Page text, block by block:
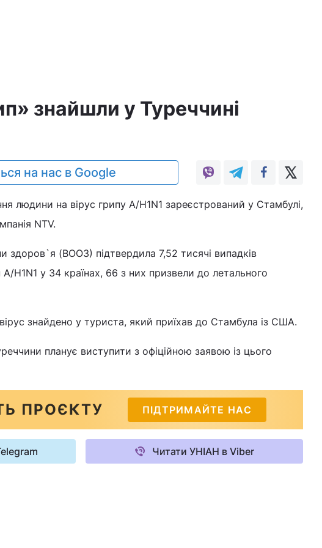
знайшли у Туреччині
на нас в Google
людини на вірус грипу A/H1N1 зареєстрований у Стамбулі,
NTV.
здоров`я (ВООЗ) підтвердила 7,52 тисячі випадків
H1N1 у 34 країнах, 66 з них призвели до летального
знайдено у туриста, який приїхав до Стамбула із США.
планує виступити з офіційною заявою із цього
ПРОЄКТУ ПІДТРИМАЙТЕ НАС
Читати УНІАН в Viber